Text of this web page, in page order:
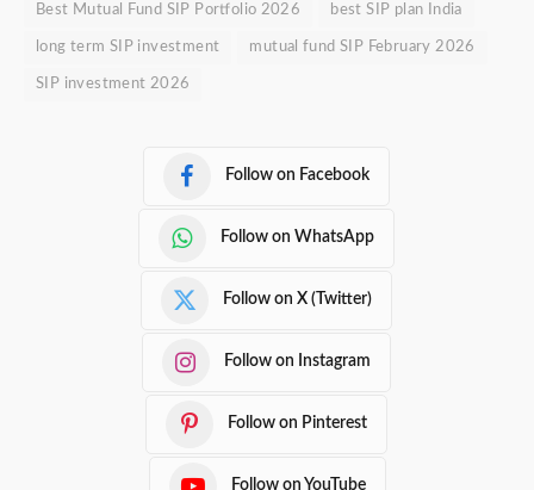
Best Mutual Fund SIP Portfolio 2026 best SIP plan India
long term SIP investment mutual fund SIP February 2026
SIP investment 2026
Follow on Facebook
Follow on WhatsApp
Follow on X (Twitter)
Follow on Instagram
Follow on Pinterest
Follow on YouTube